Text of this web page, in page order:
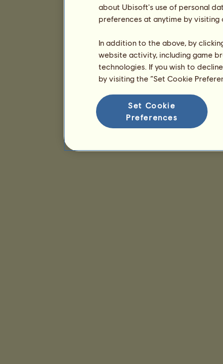
about Ubisoft's use of personal
preferences at anytime by
In addition to the above, by
website activity, including game
technologies. If you wish to
by visiting the “Set Cookie
Set Cookie
Preferences